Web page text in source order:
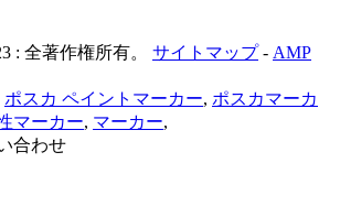
: 全著作権所有。 サイトマップ- AMP
ポスカ ペイントマーカー, ポスカマーカ
マーカー, マーカー,